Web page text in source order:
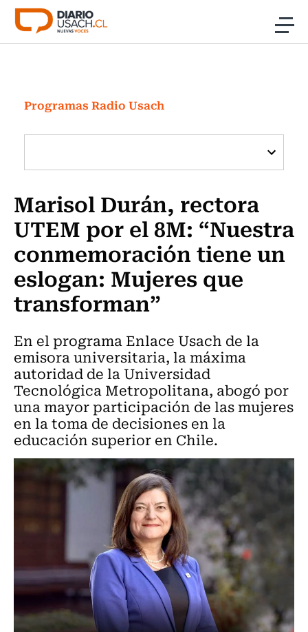
Click acá para ir directamente al contenido
Investigación
Cultura
Programas Radio y TV Usach
Programas Radio Usach
Marisol Durán, rectora
UTEM por el 8M: “Nuestra
conmemoración tiene un
eslogan: Mujeres que
transforman”
En el programa Enlace Usach de la
emisora universitaria, la máxima
autoridad de la Universidad
Tecnológica Metropolitana, abogó por
una mayor participación de las mujeres
en la toma de decisiones en la
educación superior en Chile.